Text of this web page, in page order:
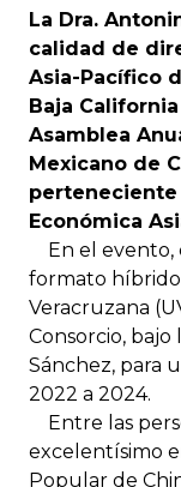
La Dra.
calidad de
Asia-Pacífico
Baja
Asamblea
Mexicano de
perteneciente
Económica
En el
formato
Veracruzana
Consorcio,
Sánchez, para
2022 a 2024.
Entre las
excelentísimo
Popular de